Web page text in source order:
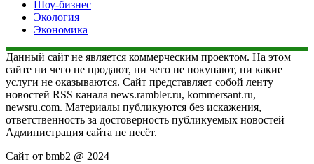
Шоу-бизнес
Экология
Экономика
Данный сайт не является коммерческим проектом. На этом
сайте ни чего не продают, ни чего не покупают, ни какие
услуги не оказываются. Сайт представляет собой ленту
новостей RSS канала news.rambler.ru, kommersant.ru,
newsru.com. Материалы публикуются без искажения,
ответственность за достоверность публикуемых новостей
Администрация сайта не несёт.
Сайт от bmb2 @ 2024